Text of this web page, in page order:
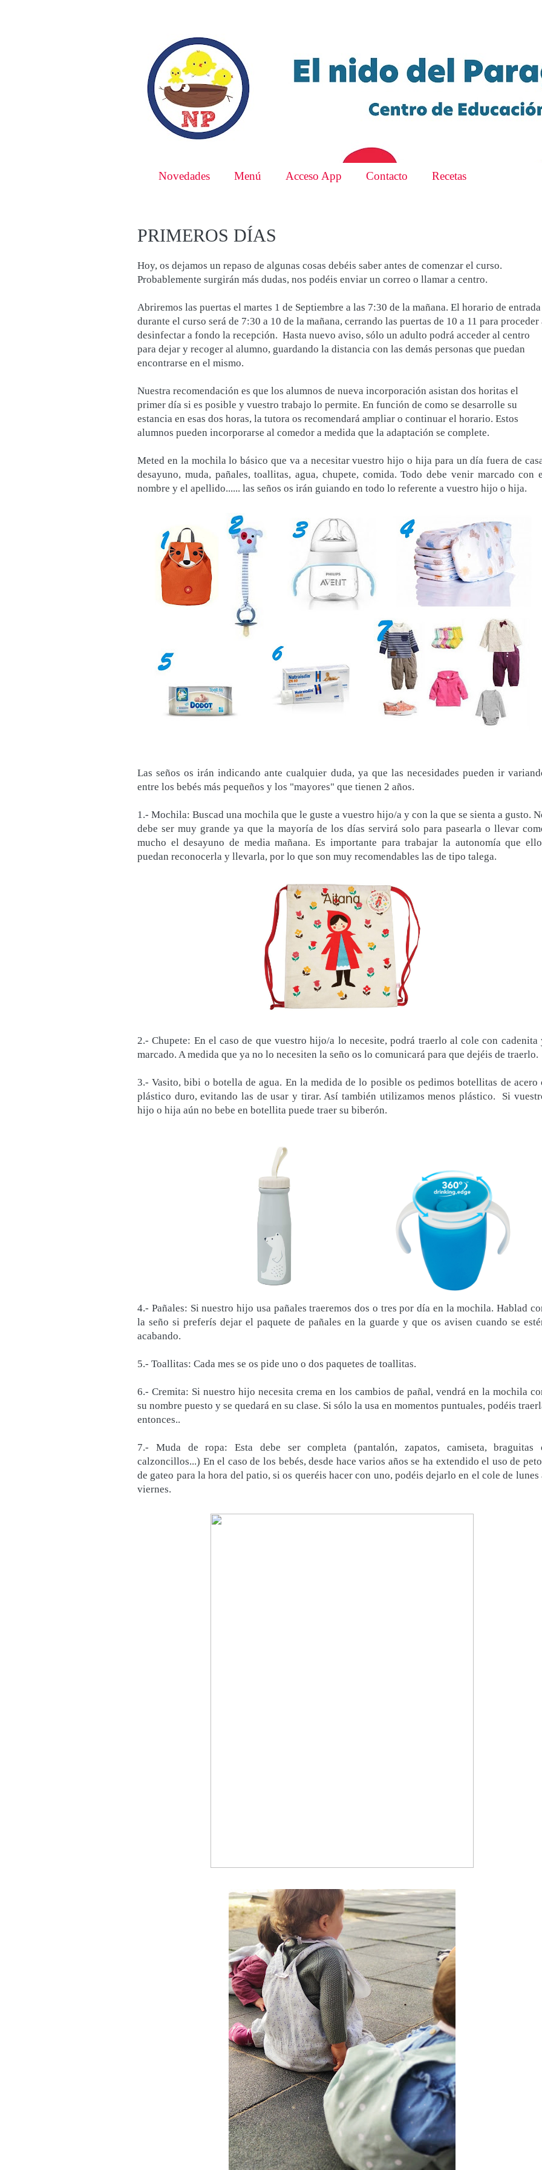
Novedades Menú Acceso App Contacto Recetas
PRIMEROS DÍAS
Hoy, os dejamos un repaso de algunas cosas debéis saber antes de comenzar el curso.
Probablemente surgirán más dudas, nos podéis enviar un correo o llamar a centro.
Abriremos las puertas el martes 1 de Septiembre a las 7:30 de la mañana. El horario de entrada
durante el curso será de 7:30 a 10 de la mañana, cerrando las puertas de 10 a 11 para proceder
desinfectar a fondo la recepción. Hasta nuevo aviso, sólo un adulto podrá acceder al centro
para dejar y recoger al alumno, guardando la distancia con las demás personas que puedan
encontrarse en el mismo.
Nuestra recomendación es que los alumnos de nueva incorporación asistan dos horitas el
primer día si es posible y vuestro trabajo lo permite. En función de como se desarrolle su
estancia en esas dos horas, la tutora os recomendará ampliar o continuar el horario. Estos
alumnos pueden incorporarse al comedor a medida que la adaptación se complete.
Meted en la mochila lo básico que va a necesitar vuestro hijo o hija para un día fuera de
desayuno, muda, pañales, toallitas, agua, chupete, comida. Todo debe venir marcado con
nombre y el apellido...... las seños os irán guiando en todo lo referente a vuestro hijo o hija.
Las seños os irán indicando ante cualquier duda, ya que las necesidades pueden ir
entre los bebés más pequeños y los "mayores" que tienen 2 años.
1.- Mochila: Buscad una mochila que le guste a vuestro hijo/a y con la que se sienta a gusto.
debe ser muy grande ya que la mayoría de los días servirá solo para pasearla o llevar
mucho el desayuno de media mañana. Es importante para trabajar la autonomía que
puedan reconocerla y llevarla, por lo que son muy recomendables las de tipo talega.
2.- Chupete: En el caso de que vuestro hijo/a lo necesite, podrá traerlo al cole con cadenita
marcado. A medida que ya no lo necesiten la seño os lo comunicará para que dejéis de traerlo.
3.- Vasito, bibi o botella de agua. En la medida de lo posible os pedimos botellitas de acero
plástico duro, evitando las de usar y tirar. Así también utilizamos menos plástico. Si
hijo o hija aún no bebe en botellita puede traer su biberón.
4.- Pañales: Si nuestro hijo usa pañales traeremos dos o tres por día en la mochila. Hablad
la seño si preferís dejar el paquete de pañales en la guarde y que os avisen cuando se
acabando.
5.- Toallitas: Cada mes se os pide uno o dos paquetes de toallitas.
6.- Cremita: Si nuestro hijo necesita crema en los cambios de pañal, vendrá en la mochila
su nombre puesto y se quedará en su clase. Si sólo la usa en momentos puntuales, podéis
entonces..
7.- Muda de ropa: Esta debe ser completa (pantalón, zapatos, camiseta, braguitas
calzoncillos...) En el caso de los bebés, desde hace varios años se ha extendido el uso de
de gateo para la hora del patio, si os queréis hacer con uno, podéis dejarlo en el cole de lunes
viernes.